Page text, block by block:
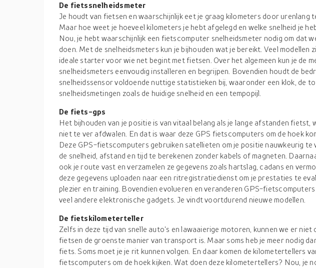
De fietssnelheidsmeter
Je houdt van fietsen en waarschijnlijk eet je graag kilometers door urenlang
Maar hoe weet je hoeveel kilometers je hebt afgelegd en welke snelheid je
Nou, je hebt waarschijnlijk een fietscomputer snelheidsmeter nodig om dat
doen. Met de snelheidsmeters kun je bijhouden wat je bereikt. Veel modellen
ideale starter voor wie net begint met fietsen. Over het algemeen kun je de
snelheidsmeters eenvoudig installeren en begrijpen. Bovendien houdt de
snelheidssensor voldoende nuttige statistieken bij, waaronder een klok, de
snelheidsmetingen zoals de huidige snelheid en een tempopijl.
De fiets-gps
Het bijhouden van je positie is van vitaal belang als je lange afstanden fietst,
niet te ver afdwalen. En dat is waar deze GPS fietscomputers om de hoek
Deze GPS-fietscomputers gebruiken satellieten om je positie nauwkeurig te
de snelheid, afstand en tijd te berekenen zonder kabels of magneten.
ook je route vast en verzamelen ze gegevens zoals hartslag, cadans en
deze gegevens uploaden naar een ritregistratiedienst om je prestaties te
plezier en training. Bovendien evolueren en veranderen GPS-fietscomputers
veel andere elektronische gadgets. Je vindt voortdurend nieuwe modellen.
De fietskilometerteller
Zelfs in deze tijd van snelle auto's en lawaaierige motoren, kunnen we er niet
fietsen de groenste manier van transport is. Maar soms heb je meer nodig
fiets. Soms moet je je rit kunnen volgen. En daar komen de kilometertellers
fietscomputers om de hoek kijken. Wat doen deze kilometertellers? Nou, je